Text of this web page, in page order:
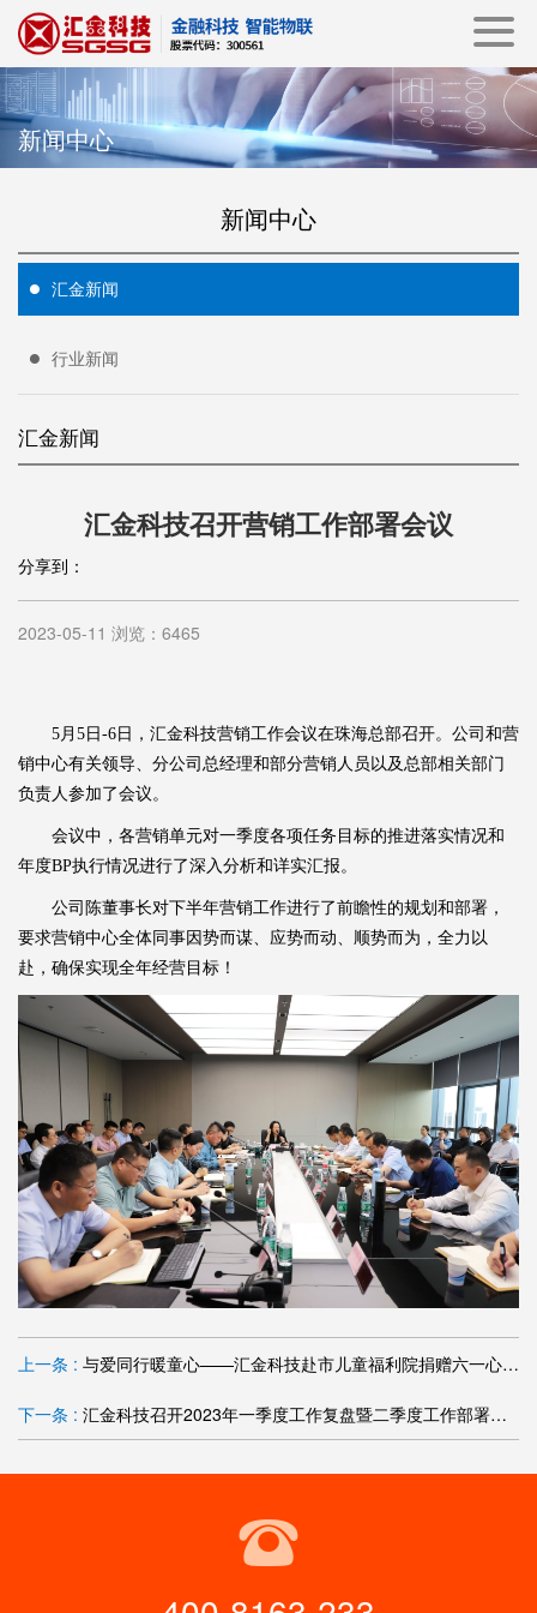
新闻中心
新闻中心
汇金新闻
行业新闻
汇金新闻
汇金科技召开营销工作部署会议
分享到：
2023-05-11 浏览：6465
5月5日-6日，汇金科技营销工作会议在珠海总部召开。公司和营
销中心有关领导、分公司总经理和部分营销人员以及总部相关部门
负责人参加了会议。
会议中，各营销单元对一季度各项任务目标的推进落实情况和
年度BP执行情况进行了深入分析和详实汇报。
公司陈董事长对下半年营销工作进行了前瞻性的规划和部署，
要求营销中心全体同事因势而谋、应势而动、顺势而为，全力以
赴，确保实现全年经营目标！
上一条 : 与爱同行暖童心——汇金科技赴市儿童福利院捐赠六一心愿物资
下一条 : 汇金科技召开2023年一季度工作复盘暨二季度工作部署会议